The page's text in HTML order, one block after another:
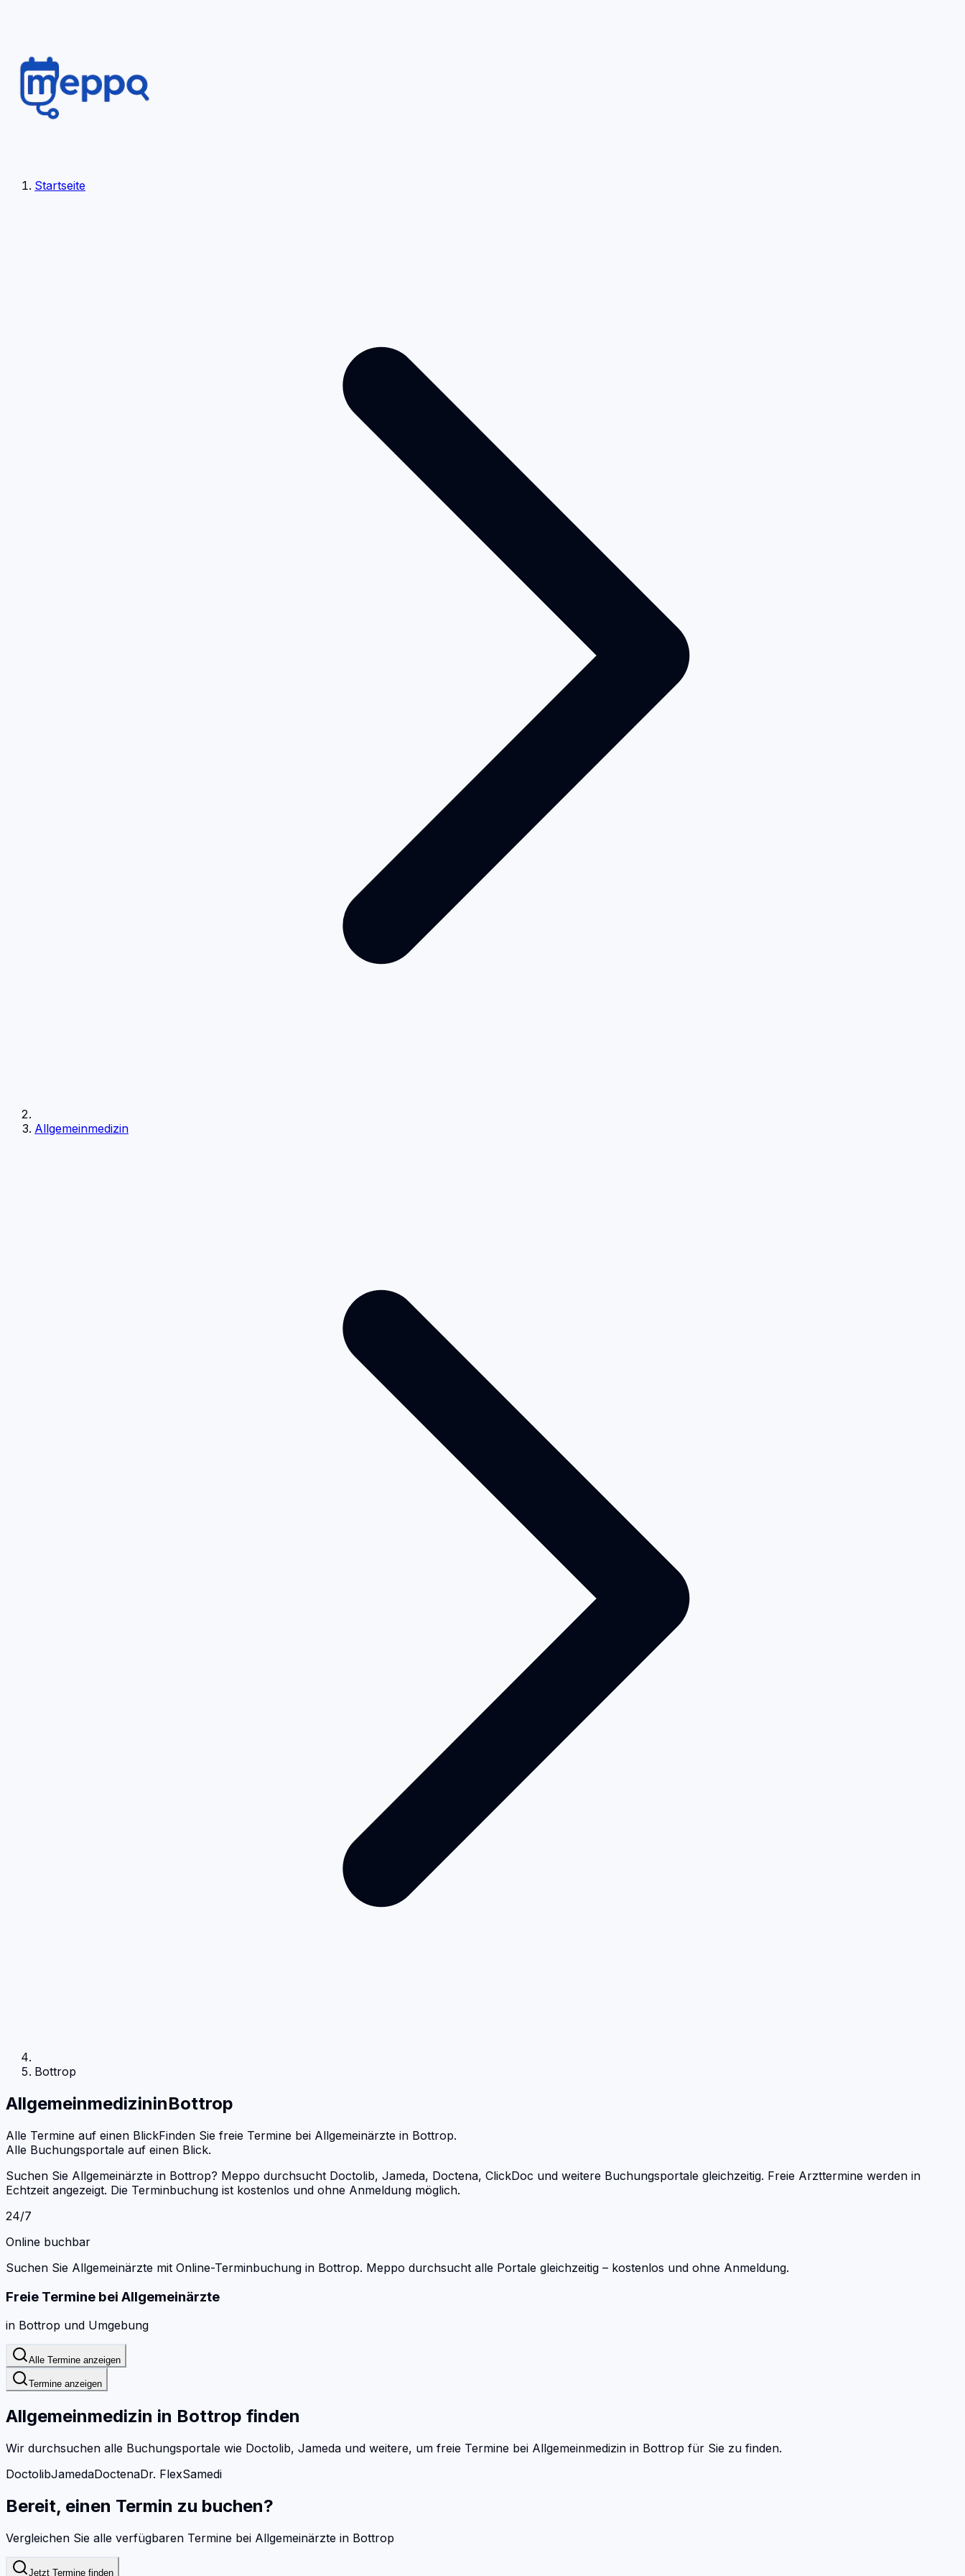
Startseite
Allgemeinmedizin
Bottrop
AllgemeinmedizininBottrop
Alle Termine auf einen BlickFinden Sie freie Termine bei Allgemeinärzte in Bottrop.
Alle Buchungsportale auf einen Blick.
Suchen Sie Allgemeinärzte in Bottrop? Meppo durchsucht Doctolib, Jameda, Doctena, ClickDoc und weitere Buchungsportale gleichzeitig. Freie Arzttermine werden in
Echtzeit angezeigt. Die Terminbuchung ist kostenlos und ohne Anmeldung möglich.
24/7
Online buchbar
Suchen Sie Allgemeinärzte mit Online-Terminbuchung in Bottrop. Meppo durchsucht alle Portale gleichzeitig – kostenlos und ohne Anmeldung.
Freie Termine bei Allgemeinärzte
in Bottrop und Umgebung
Alle Termine anzeigen
Termine anzeigen
Allgemeinmedizin in Bottrop finden
Wir durchsuchen alle Buchungsportale wie Doctolib, Jameda und weitere, um freie Termine bei Allgemeinmedizin in Bottrop für Sie zu finden.
DoctolibJamedaDoctenaDr. FlexSamedi
Bereit, einen Termin zu buchen?
Vergleichen Sie alle verfügbaren Termine bei Allgemeinärzte in Bottrop
Jetzt Termine finden